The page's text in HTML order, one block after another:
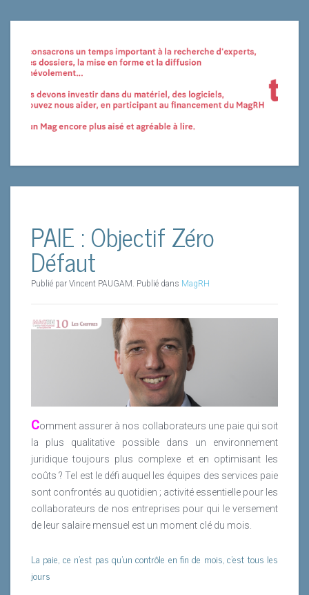
PAIE : Objectif Zéro
Défaut
Publié par Vincent PAUGAM. Publié dans MagRH
Comment assurer à nos collaborateurs une paie qui soit
la plus qualitative possible dans un environnement
juridique toujours plus complexe et en optimisant les
coûts ? Tel est le défi auquel les équipes des services paie
sont confrontés au quotidien ; activité essentielle pour les
collaborateurs de nos entreprises pour qui le versement
de leur salaire mensuel est un moment clé du mois.
La paie, ce n’est pas qu’un contrôle en fin de mois, c’est tous les
jours